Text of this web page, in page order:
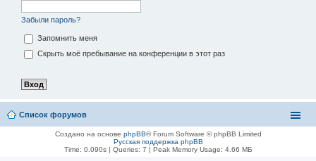
Забыли пароль?
Запомнить меня
Скрыть моё пребывание на конференции в этот раз
Список форумов
Создано на основе phpBB® Forum Software © phpBB Limited
Русская поддержка phpBB
Time: 0.090s| Queries: 7 | Peak Memory Usage: 4.66 МБ